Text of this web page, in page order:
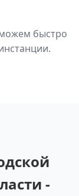
быстро
-